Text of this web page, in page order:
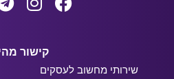
קישור
שירותי מחשוב לעסקים